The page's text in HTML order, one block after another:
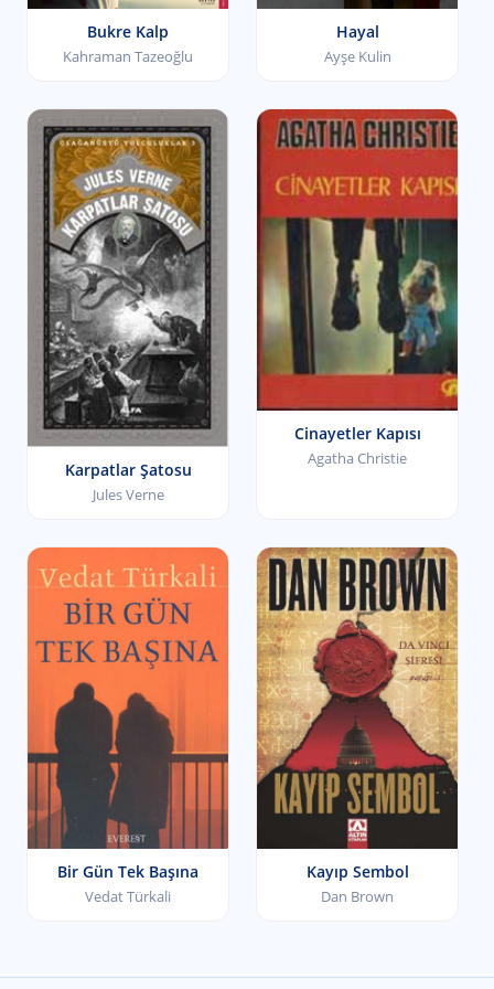
Bukre Kalp
Kahraman Tazeoğlu
Hayal
Ayşe Kulin
Karpatlar Şatosu
Jules Verne
Cinayetler Kapısı
Agatha Christie
Bir Gün Tek Başına
Vedat Türkali
Kayıp Sembol
Dan Brown